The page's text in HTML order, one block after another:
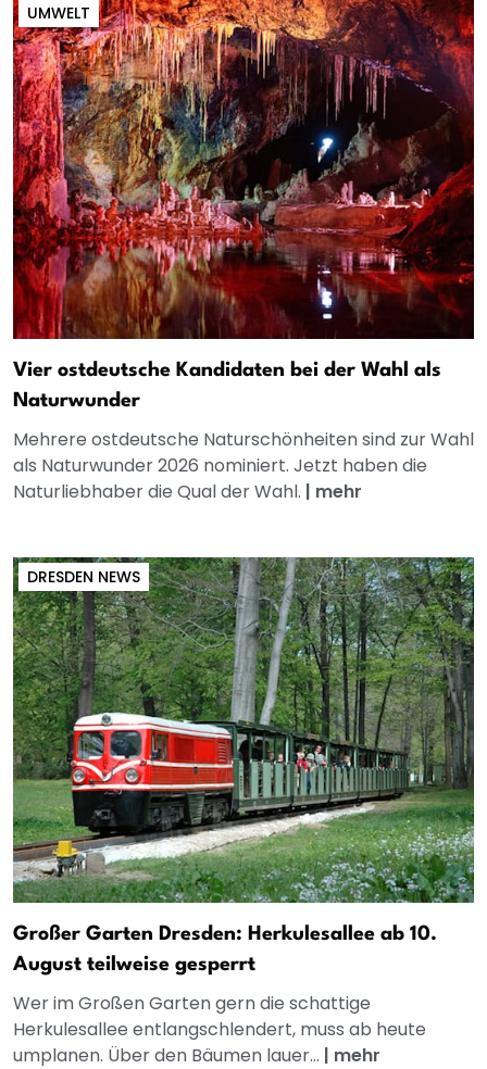
UMWELT
Vier ostdeutsche Kandidaten bei der Wahl als
Naturwunder
Mehrere ostdeutsche Naturschönheiten sind zur Wahl
als Naturwunder 2026 nominiert. Jetzt haben die
Naturliebhaber die Qual der Wahl. | mehr
DRESDEN NEWS
Großer Garten Dresden: Herkulesallee ab 10.
August teilweise gesperrt
Wer im Großen Garten gern die schattige
Herkulesallee entlangschlendert, muss ab heute
umplanen. Über den Bäumen lauer... | mehr